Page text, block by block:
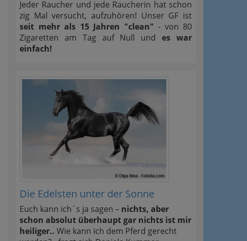
Jeder Raucher und jede Raucherin hat schon
zig Mal versucht, aufzuhören! Unser GF ist
seit mehr als 15 Jahren "clean" - von 80
Zigaretten am Tag auf Null undes war
einfach!
Die Edelsten unter der Sonne
Euch kann ich´s ja sagen – nichts, aber
schon absolut überhaupt gar nichts ist mir
heiliger.. Wie kann ich dem Pferd gerecht